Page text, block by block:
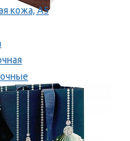
кожа, А5